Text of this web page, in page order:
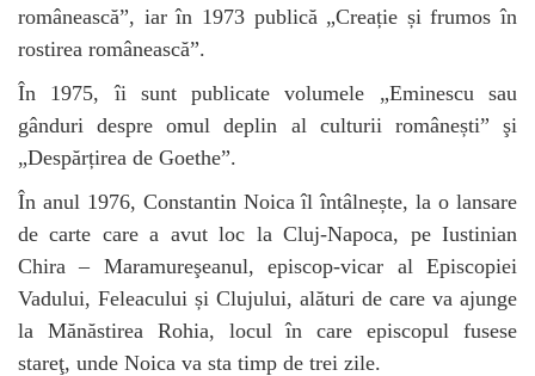
românească”, iar în 1973 publică „Creație și frumos în
rostirea românească”.
În 1975, îi sunt publicate volumele „Eminescu sau
gânduri despre omul deplin al culturii românești” şi
„Despărțirea de Goethe”.
În anul 1976, Constantin Noica îl întâlnește, la o lansare
de carte care a avut loc la Cluj-Napoca, pe Iustinian
Chira – Maramureşeanul, episcop-vicar al Episcopiei
Vadului, Feleacului și Clujului, alături de care va ajunge
la Mănăstirea Rohia, locul în care episcopul fusese
stareţ, unde Noica va sta timp de trei zile.